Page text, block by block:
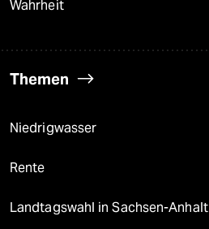
Wahrheit
Themen
Niedrigwasser
Rente
Landtagswahl in Sachsen-Anhalt